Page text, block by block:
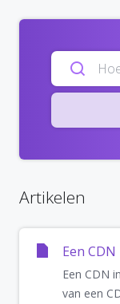
Artikelen
Een
Een CDN
van een